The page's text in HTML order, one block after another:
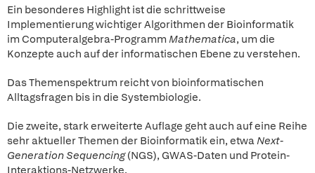
Ein besonderes Highlight ist die schrittweise
Implementierung wichtiger Algorithmen der Bioinformatik
im Computeralgebra-Programm Mathematica, um die
Konzepte auch auf der informatischen Ebene zu verstehen.
Das Themenspektrum reicht von bioinformatischen
Alltagsfragen bis in die Systembiologie.
Die zweite, stark erweiterte Auflage geht auch auf eine Reihe
sehr aktueller Themen der Bioinformatik ein, etwaNext-
Generation Sequencing(NGS), GWAS-Daten und Protein-
Interaktions-Netzwerke.